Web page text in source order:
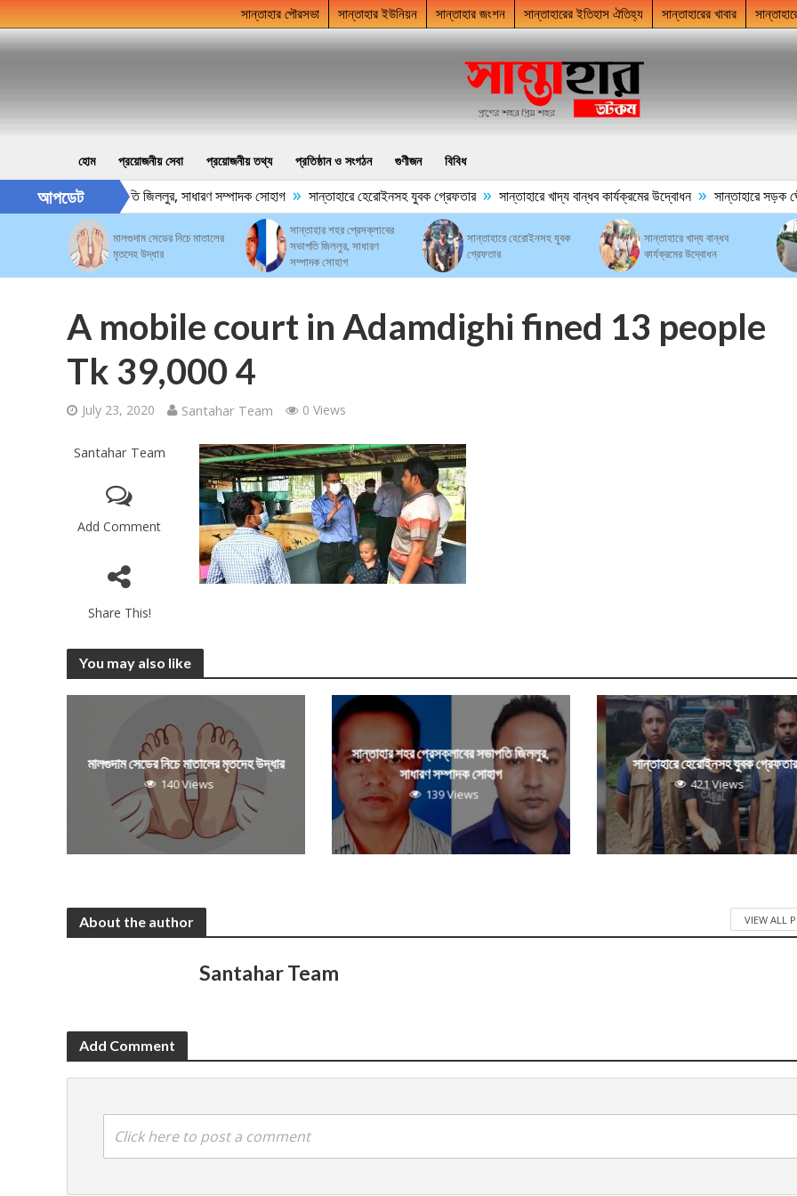
সান্তাহার পৌরসভা সান্তাহার ইউনিয়ন সান্তাহার জংশন সান্তাহারের ইতিহাস ঐতিহ্য সান্তাহারের খাবার
হোম প্রয়োজনীয় সেবা প্রয়োজনীয় তথ্য প্রতিষ্ঠান ও সংগঠন গুণীজন বিবিধ
আপডেট
শহর প্রেসক্লাবের সভাপতি জিললুর, সাধারণ সম্পাদক সোহাগ » সান্তাহারে হেরোইনসহ যুবক গ্রেফতার » সান্তাহারে খাদ্য বান্ধব কার্যক্রমের উদ্বোধন » সান্তাহারে সড়ক
মালগুদাম সেডের নিচে মাতালের
মৃতদেহ উদ্ধার
সান্তাহার শহর প্রেসক্লাবের
সভাপতি জিললুর, সাধারণ
সম্পাদক সোহাগ
সান্তাহারে হেরোইনসহ যুবক
গ্রেফতার
সান্তাহারে খাদ্য বান্ধব
কার্যক্রমের উদ্বোধন
A mobile court in Adamdighi fined 13 people
Tk 39,000 4
July 23, 2020 Santahar Team 0 Views
Santahar Team
Add Comment
Share This!
You may also like
মালগুদাম সেডের নিচে মাতালের মৃতদেহ উদ্ধার
140 Views
সান্তাহার শহর প্রেসক্লাবের সভাপতি জিললুর,
সাধারণ সম্পাদক সোহাগ
139 Views
সান্তাহারে হেরোইনসহ যুবক গ্রেফতার
421 Views
About the author VIEW ALL
Santahar Team
Add Comment
Click here to post a comment